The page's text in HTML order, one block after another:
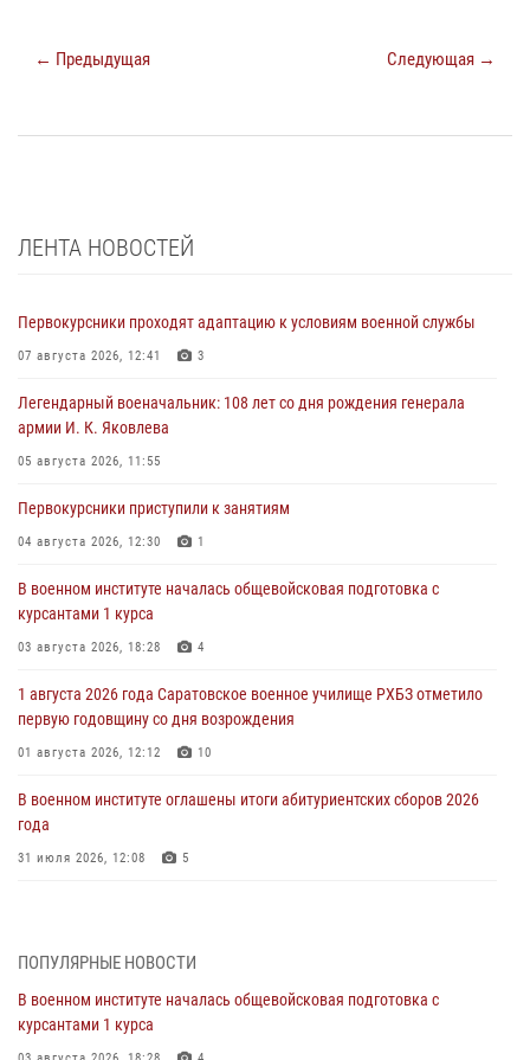
← Предыдущая Следующая →
ЛЕНТА НОВОСТЕЙ
Первокурсники проходят адаптацию к условиям военной службы
07 августа 2026, 12:41 3
Легендарный военачальник: 108 лет со дня рождения генерала
армии И. К. Яковлева
05 августа 2026, 11:55
Первокурсники приступили к занятиям
04 августа 2026, 12:30 1
В военном институте началась общевойсковая подготовка с
курсантами 1 курса
03 августа 2026, 18:28 4
1 августа 2026 года Саратовское военное училище РХБЗ отметило
первую годовщину со дня возрождения
01 августа 2026, 12:12 10
В военном институте оглашены итоги абитуриентских сборов 2026
года
31 июля 2026, 12:08 5
29 июля 2026, 06:45 2
29 июля 2026 года курсанты военного института успешно сдали
экзамен по вождению
ПОПУЛЯРНЫЕ НОВОСТИ
В военном институте началась общевойсковая подготовка с
курсантами 1 курса